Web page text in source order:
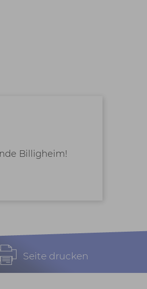
Billigheim!
Seite drucken